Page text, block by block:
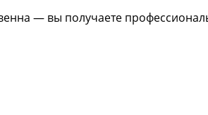
— вы получаете